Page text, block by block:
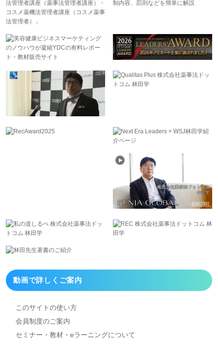
動画で詳しくご案内
このサイトの使い方
会員制度のご案内
セミナー・教材・eラーニングについて